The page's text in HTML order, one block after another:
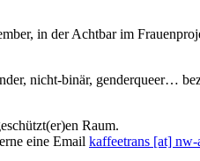
in der Achtbar im
nicht-binär, genderqueer…
Raum.
eine Email kaffeetrans [at]